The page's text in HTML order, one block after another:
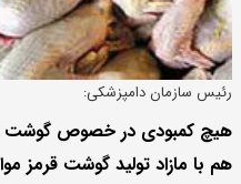
رئیس سازمان دامپزشکی:
هیچ کمبودی در خصوص گوشت
هم با مازاد تولید گوشت قرمز